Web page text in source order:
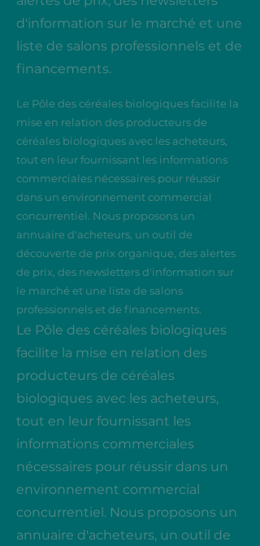
d'information sur le marché et une
liste de salons professionnels et de
financements.
Le Pôle des céréales biologiques facilite la
mise en relation des producteurs de
céréales biologiques avec les acheteurs,
tout en leur fournissant les informations
commerciales nécessaires pour réussir
dans un environnement commercial
concurrentiel. Nous proposons un
annuaire d'acheteurs, un outil de
découverte de prix organique, des alertes
de prix, des newsletters d'information sur
le marché et une liste de salons
professionnels et de financements.
Le Pôle des céréales biologiques
facilite la mise en relation des
producteurs de céréales
biologiques avec les acheteurs,
tout en leur fournissant les
informations commerciales
nécessaires pour réussir dans un
environnement commercial
concurrentiel. Nous proposons un
annuaire d'acheteurs, un outil de